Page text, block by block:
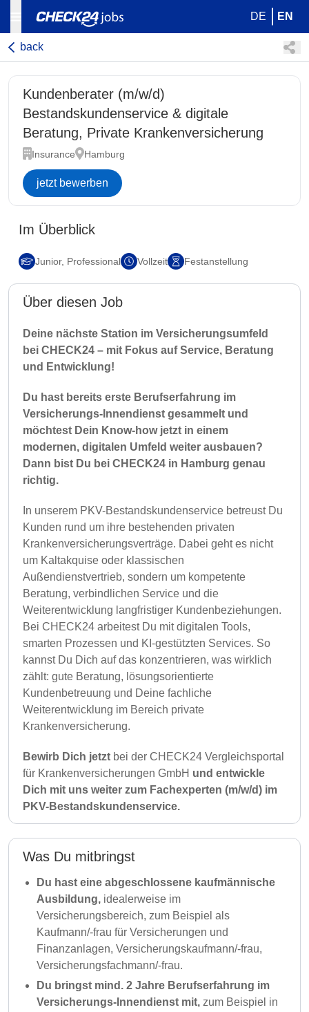
DE EN
back
Kundenberater (m/w/d)
Bestandskundenservice & digitale
Beratung, Private Krankenversicherung
Insurance Hamburg
jetzt bewerben
Im Überblick
Junior, Professional Vollzeit Festanstellung
Über diesen Job
Deine nächste Station im Versicherungsumfeld
bei CHECK24 – mit Fokus auf Service, Beratung
und Entwicklung!
Du hast bereits erste Berufserfahrung im
Versicherungs-Innendienst gesammelt und
möchtest Dein Know-how jetzt in einem
modernen, digitalen Umfeld weiter ausbauen?
Dann bist Du bei CHECK24 in Hamburg genau
richtig.
In unserem PKV-Bestandskundenservice betreust Du
Kunden rund um ihre bestehenden privaten
Krankenversicherungsverträge. Dabei geht es nicht
um Kaltakquise oder klassischen
Außendienstvertrieb, sondern um kompetente
Beratung, verbindlichen Service und die
Weiterentwicklung langfristiger Kundenbeziehungen.
Bei CHECK24 arbeitest Du mit digitalen Tools,
smarten Prozessen und KI-gestützten Services. So
kannst Du Dich auf das konzentrieren, was wirklich
zählt: gute Beratung, lösungsorientierte
Kundenbetreuung und Deine fachliche
Weiterentwicklung im Bereich private
Krankenversicherung.
Bewirb Dich jetzt bei der CHECK24 Vergleichsportal
für Krankenversicherungen GmbH und entwickle
Dich mit uns weiter zum Fachexperten (m/w/d) im
PKV-Bestandskundenservice.
Was Du mitbringst
Du hast eine abgeschlossene kaufmännische
Ausbildung, idealerweise im
Versicherungsbereich, zum Beispiel als
Kaufmann/-frau für Versicherungen und
Finanzanlagen, Versicherungskaufmann/-frau,
Versicherungsfachmann/-frau.
Du bringst mind. 2 Jahre Berufserfahrung im
Versicherungs-Innendienst mit, zum Beispiel in